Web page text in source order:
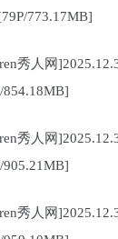
773.17MB]
秀人网
854.18MB]
秀人网
905.21MB]
秀人网